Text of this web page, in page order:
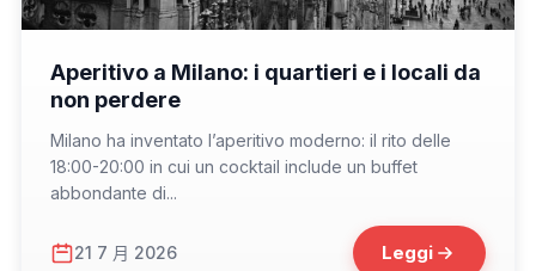
Aperitivo a Milano: i quartieri e i locali da
non perdere
Milano ha inventato l’aperitivo moderno: il rito delle
18:00-20:00 in cui un cocktail include un buffet
abbondante di...
21 7 月 2026 Leggi